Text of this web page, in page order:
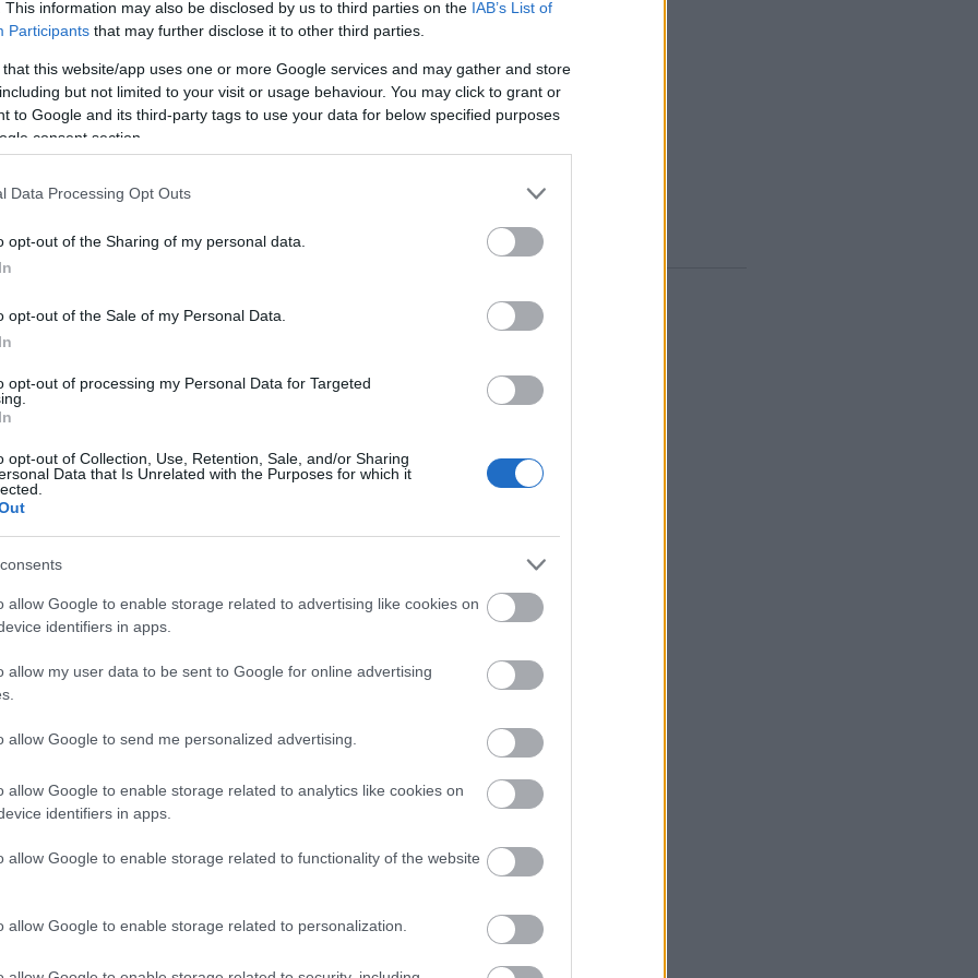
This information may also be disclosed by us to third parties on the IAB’s List of
Participants that may further disclose it to other third parties.
that this website/app uses one or more Google services and may gather and store
but not limited to your visit or usage behaviour. You may click to grant or
to Google and its third-party tags to use your data for below specified purposes
consent section.
Data Processing Opt Outs
opt-out of the Sharing of my personal data.
opt-out of the Sale of my Personal Data.
opt-out of processing my Personal Data for Targeted
opt-out of Collection, Use, Retention, Sale, and/or Sharing
Data that Is Unrelated with the Purposes for which it
allow Google to enable storage related to advertising like cookies on
identifiers in apps.
allow my user data to be sent to Google for online advertising
allow Google to send me personalized advertising.
allow Google to enable storage related to analytics like cookies on
identifiers in apps.
allow Google to enable storage related to functionality of the website
allow Google to enable storage related to personalization.
megállóhelyek (Közvágóhíd H,
út) és az ott közlekedő
járművek mintavételezés alapján
fertőtlenítését.
BKV olvasónk levelére - a BKK-n keresztül - az
a levél sok postaládát
én küldött levelének takarításra
illetékességből a BKV Zrt. az alábbi
(hétfő, szerda, péntek)
takarítás) külső vállalkozóval,
rendszeressé válni a heti egy
fertőtlenítő mosás külön
A megállót beszennyező személyek
(hétfő, kedd, szerda, csütörtök,
takaríttatják (száraz takarítás)
Eddig a végállomásról takarítási
fertőtlenítő mosást, takarítást.
folyamatosan megtörténik.
villamosokat külső fél megbízásával,
takaríttatja, amire csak
2014 július
2014 június (13)
BKV-figyelő RSS
bejegyzések,kommentek